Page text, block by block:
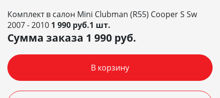
Комплект в салон Mini Clubman (R55) Cooper S Sw
2007 - 2010 1 990 руб.1 шт.
Сумма заказа 1 990 руб.
В корзину